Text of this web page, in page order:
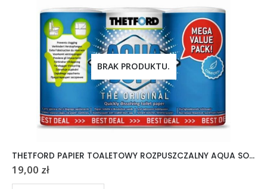
BRAK PRODUKTU.
THETFORD PAPIER TOALETOWY ROZPUSZCZALNY AQUA SOFT 6 ROLEK
19,00 zł